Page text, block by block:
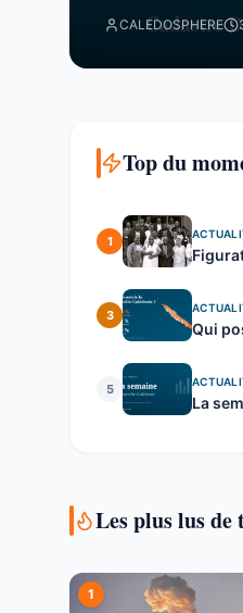
77 031
attend. Trois
CALEDOSPHERE
Top du
1
3
Qui
5
La
Les plus lus de
1